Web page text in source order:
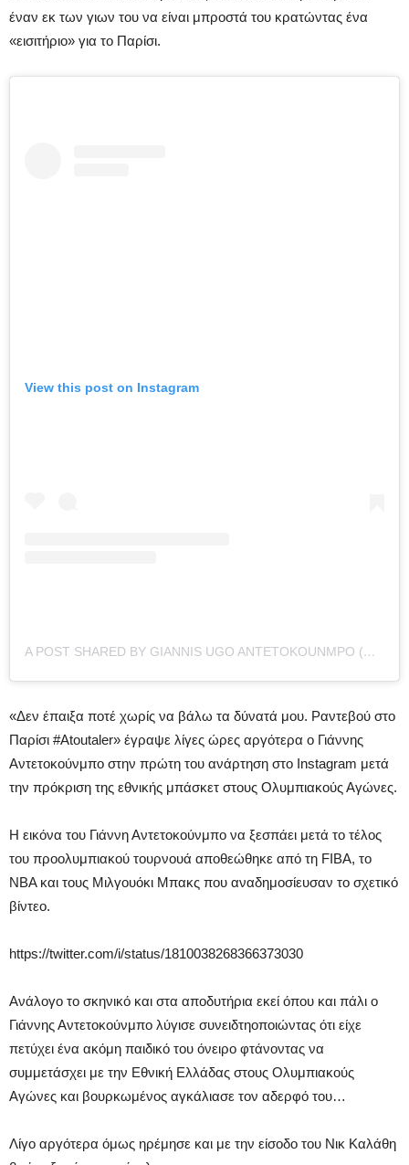
έναν εκ των γιων του να είναι μπροστά του κρατώντας ένα
«εισιτήριο» για το Παρίσι.
View this post on Instagram
A POST SHARED BY GIANNIS UGO ANTETOKOUNMPO (@GIANNIS_AN34)
«Δεν έπαιξα ποτέ χωρίς να βάλω τα δύνατά μου. Ραντεβού στο
Παρίσι #Atoutaler» έγραψε λίγες ώρες αργότερα ο Γιάννης
Αντετοκούνμπο στην πρώτη του ανάρτηση στο Instagram μετά
την πρόκριση της εθνικής μπάσκετ στους Ολυμπιακούς Αγώνες.
Η εικόνα του Γιάννη Αντετοκούνμπο να ξεσπάει μετά το τέλος
του προολυμπιακού τουρνουά αποθεώθηκε από τη FIBA, το
ΝΒΑ και τους Μιλγουόκι Μπακς που αναδημοσίευσαν το σχετικό
βίντεο.
https://twitter.com/i/status/1810038268366373030
Ανάλογο το σκηνικό και στα αποδυτήρια εκεί όπου και πάλι ο
Γιάννης Αντετοκούνμπο λύγισε συνειδτηοποιώντας ότι είχε
πετύχει ένα ακόμη παιδικό του όνειρο φτάνοντας να
συμμετάσχει με την Εθνική Ελλάδας στους Ολυμπιακούς
Αγώνες και βουρκωμένος αγκάλιασε τον αδερφό του…
Λίγο αργότερα όμως ηρέμησε και με την είσοδο του Νικ Καλάθη